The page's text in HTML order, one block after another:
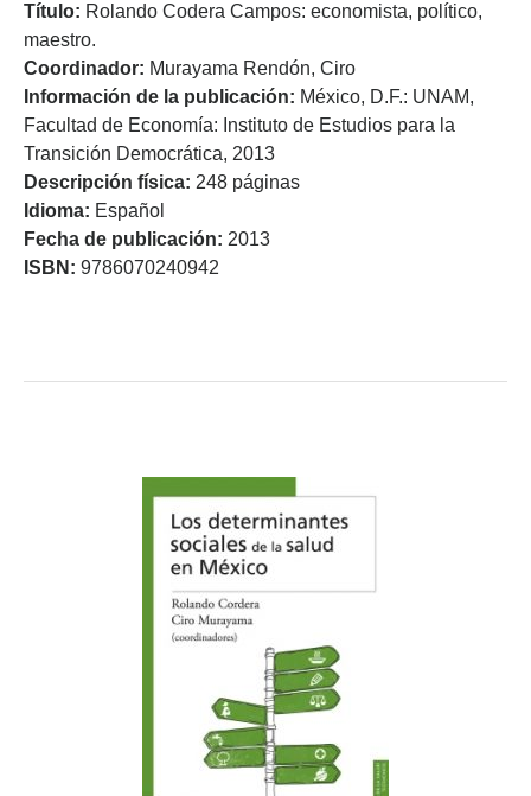
Título: Rolando Codera Campos: economista, político,
maestro.
Coordinador: Murayama Rendón, Ciro
Información de la publicación: México, D.F.: UNAM,
Facultad de Economía: Instituto de Estudios para la
Transición Democrática, 2013
Descripción física: 248 páginas
Idioma: Español
Fecha de publicación: 2013
ISBN: 9786070240942